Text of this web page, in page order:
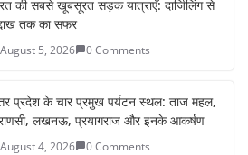
e
की सबसे खूबसूरत सड़क यात्राएँ: दार्जिलिंग से
तक का सफर
August 5, 2026 0 Comments
प्रदेश के चार प्रमुख पर्यटन स्थल: ताज महल,
लखनऊ, प्रयागराज और इनके आकर्षण
August 4, 2026 0 Comments